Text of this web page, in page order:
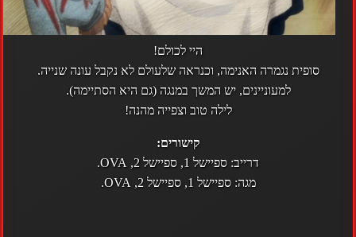
היי לכולם!
סופית נגמרה האנימה, וכנראה שלעולם לא נקבל עונה שנייה.
למעוניינים, יש המשך במנגה (גם היא הסתיימה).
לילה טוב וצפייה מהנה!
קישורים:
דרייב: ספיישל 1 , ספיישל 2 ,
OVA
.
מגה:ספיישל 1 ,ספיישל 2 ,
OVA
.